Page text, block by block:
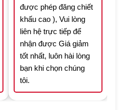
được phép đăng chiết
khấu cao ), Vui lòng
liên hệ trực tiếp để
nhận được Giá giảm
tốt nhất, luôn hài lòng
bạn khi chọn chúng
tôi.